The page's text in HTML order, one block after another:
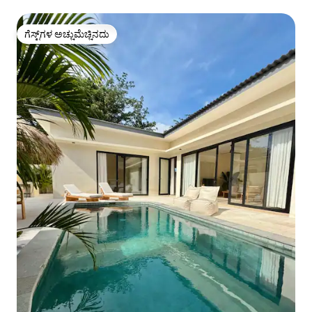
ಗೆಸ್ಟ್‌ಗಳ ಅಚ್ಚುಮೆಚ್ಚಿನದು
ಗೆಸ್ಟ್‌ಗಳ ಅಚ್ಚುಮೆಚ್ಚಿನದು